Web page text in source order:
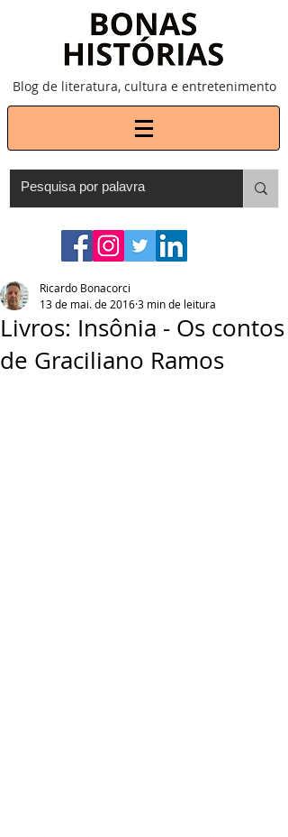
Blog de literatura, cultura e entretenimento
Livros: Insônia - Os contos
de Graciliano Ramos
Ricardo Bonacorci
13 de mai. de 20163 min de leitura